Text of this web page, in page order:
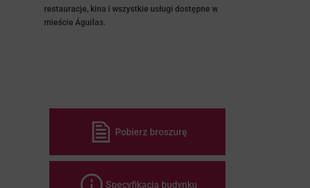
restauracje, kina i wszystkie usługi dostępne w
mieście Águilas.
Pobierz broszurę
Specyfikacja budynku